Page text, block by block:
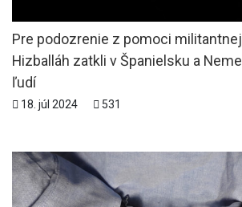
Pre podozrenie z pomoci
Hizballáh zatkli v Španielsku a
ľudí
18. júl 2024 531